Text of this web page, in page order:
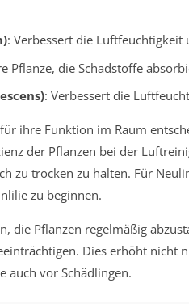
: Verbessert die
Pflanze, die Schadstoffe
: Verbessert die
ihre Funktion im Raum
der Pflanzen bei der
zu trocken zu halten. Für
zu beginnen.
die Pflanzen regelmäßig
Dies erhöht nicht
auch vor Schädlingen.